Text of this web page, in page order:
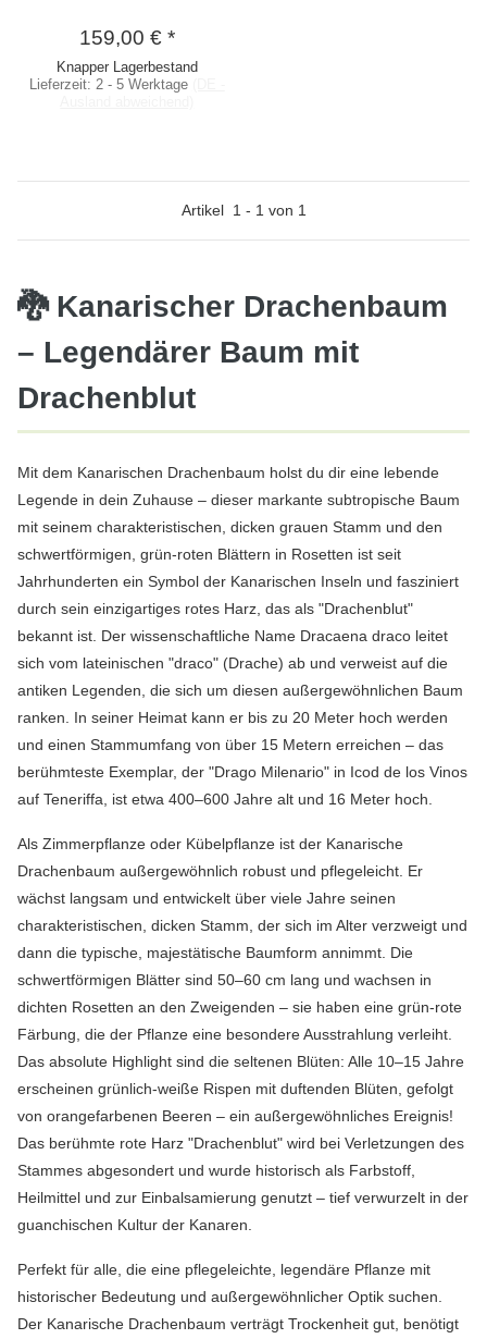
159,00 € *
Knapper Lagerbestand
Lieferzeit: 2 - 5 Werktage
Artikel 1 - 1 von 1
🐉 Kanarischer Drachenbaum
– Legendärer Baum mit
Drachenblut
Mit dem Kanarischen Drachenbaum holst du dir eine lebende
Legende in dein Zuhause – dieser markante subtropische Baum
mit seinem charakteristischen, dicken grauen Stamm und den
schwertförmigen, grün-roten Blättern in Rosetten ist seit
Jahrhunderten ein Symbol der Kanarischen Inseln und fasziniert
durch sein einzigartiges rotes Harz, das als "Drachenblut"
bekannt ist. Der wissenschaftliche Name Dracaena draco leitet
sich vom lateinischen "draco" (Drache) ab und verweist auf die
antiken Legenden, die sich um diesen außergewöhnlichen Baum
ranken. In seiner Heimat kann er bis zu 20 Meter hoch werden
und einen Stammumfang von über 15 Metern erreichen – das
berühmteste Exemplar, der "Drago Milenario" in Icod de los Vinos
auf Teneriffa, ist etwa 400–600 Jahre alt und 16 Meter hoch.
Als Zimmerpflanze oder Kübelpflanze ist der Kanarische
Drachenbaum außergewöhnlich robust und pflegeleicht. Er
wächst langsam und entwickelt über viele Jahre seinen
charakteristischen, dicken Stamm, der sich im Alter verzweigt und
dann die typische, majestätische Baumform annimmt. Die
schwertförmigen Blätter sind 50–60 cm lang und wachsen in
dichten Rosetten an den Zweigenden – sie haben eine grün-rote
Färbung, die der Pflanze eine besondere Ausstrahlung verleiht.
Das absolute Highlight sind die seltenen Blüten: Alle 10–15 Jahre
erscheinen grünlich-weiße Rispen mit duftenden Blüten, gefolgt
von orangefarbenen Beeren – ein außergewöhnliches Ereignis!
Das berühmte rote Harz "Drachenblut" wird bei Verletzungen des
Stammes abgesondert und wurde historisch als Farbstoff,
Heilmittel und zur Einbalsamierung genutzt – tief verwurzelt in der
guanchischen Kultur der Kanaren.
Perfekt für alle, die eine pflegeleichte, legendäre Pflanze mit
historischer Bedeutung und außergewöhnlicher Optik suchen.
Der Kanarische Drachenbaum verträgt Trockenheit gut, benötigt